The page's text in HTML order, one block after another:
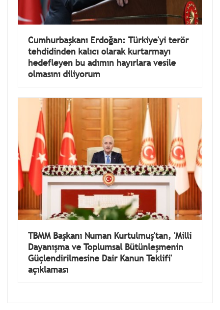
Cumhurbaşkanı Erdoğan: Türkiye'yi terör
tehdidinden kalıcı olarak kurtarmayı
hedefleyen bu adımın hayırlara vesile
olmasını diliyorum
TBMM Başkanı Numan Kurtulmuş'tan, 'Milli
Dayanışma ve Toplumsal Bütünleşmenin
Güçlendirilmesine Dair Kanun Teklifi'
açıklaması